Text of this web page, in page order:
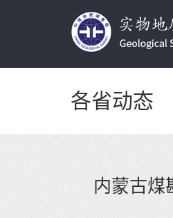
各省动态
内蒙古煤